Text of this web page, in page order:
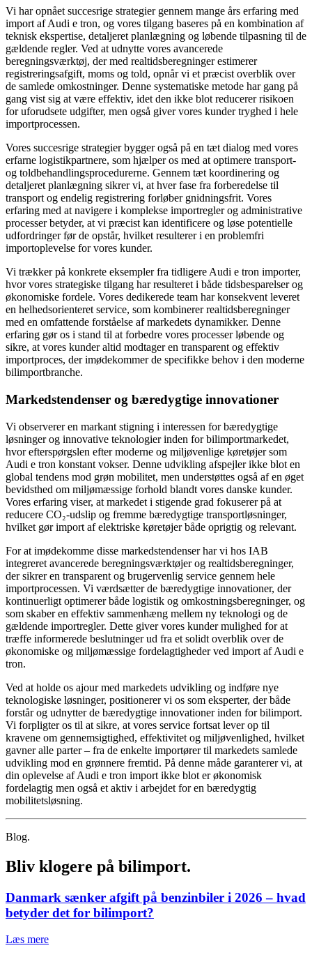
Vi har opnået succesrige strategier gennem mange års erfaring med
import af Audi e tron, og vores tilgang baseres på en kombination af
teknisk ekspertise, detaljeret planlægning og løbende tilpasning til de
gældende regler. Ved at udnytte vores avancerede
beregningsværktøj, der med realtidsberegninger estimerer
registreringsafgift, moms og told, opnår vi et præcist overblik over
de samlede omkostninger. Denne systematiske metode har gang på
gang vist sig at være effektiv, idet den ikke blot reducerer risikoen
for uforudsete udgifter, men også giver vores kunder tryghed i hele
importprocessen.
Vores succesrige strategier bygger også på en tæt dialog med vores
erfarne logistikpartnere, som hjælper os med at optimere transport-
og toldbehandlingsprocedurerne. Gennem tæt koordinering og
detaljeret planlægning sikrer vi, at hver fase fra forberedelse til
transport og endelig registrering forløber gnidningsfrit. Vores
erfaring med at navigere i komplekse importregler og administrative
processer betyder, at vi præcist kan identificere og løse potentielle
udfordringer før de opstår, hvilket resulterer i en problemfri
importoplevelse for vores kunder.
Vi trækker på konkrete eksempler fra tidligere Audi e tron importer,
hvor vores strategiske tilgang har resulteret i både tidsbesparelser og
økonomiske fordele. Vores dedikerede team har konsekvent leveret
en helhedsorienteret service, som kombinerer realtidsberegninger
med en omfattende forståelse af markedets dynamikker. Denne
erfaring gør os i stand til at forbedre vores processer løbende og
sikre, at vores kunder altid modtager en transparent og effektiv
importproces, der imødekommer de specifikke behov i den moderne
bilimportbranche.
Markedstendenser og bæredygtige innovationer
Vi observerer en markant stigning i interessen for bæredygtige
løsninger og innovative teknologier inden for bilimportmarkedet,
hvor efterspørgslen efter moderne og miljøvenlige køretøjer som
Audi e tron konstant vokser. Denne udvikling afspejler ikke blot en
global tendens mod grøn mobilitet, men understøttes også af en øget
bevidsthed om miljømæssige forhold blandt vores danske kunder.
Vores erfaring viser, at markedet i stigende grad fokuserer på at
reducere CO₂-udslip og fremme bæredygtige transportløsninger,
hvilket gør import af elektriske køretøjer både oprigtig og relevant.
For at imødekomme disse markedstendenser har vi hos IAB
integreret avancerede beregningsværktøjer og realtidsberegninger,
der sikrer en transparent og brugervenlig service gennem hele
importprocessen. Vi værdsætter de bæredygtige innovationer, der
kontinuerligt optimerer både logistik og omkostningsberegninger, og
som skaber en effektiv sammenhæng mellem ny teknologi og de
gældende importregler. Dette giver vores kunder mulighed for at
træffe informerede beslutninger ud fra et solidt overblik over de
økonomiske og miljømæssige fordelagtigheder ved import af Audi e
tron.
Ved at holde os ajour med markedets udvikling og indføre nye
teknologiske løsninger, positionerer vi os som eksperter, der både
forstår og udnytter de bæredygtige innovationer inden for bilimport.
Vi forpligter os til at sikre, at vores service fortsat lever op til
kravene om gennemsigtighed, effektivitet og miljøvenlighed, hvilket
gavner alle parter – fra de enkelte importører til markedets samlede
udvikling mod en grønnere fremtid. På denne måde garanterer vi, at
din oplevelse af Audi e tron import ikke blot er økonomisk
fordelagtig men også et aktiv i arbejdet for en bæredygtig
mobilitetsløsning.
Blog.
Bliv klogere på bilimport.
Danmark sænker afgift på benzinbiler i 2026 – hvad
betyder det for bilimport?
Læs mere